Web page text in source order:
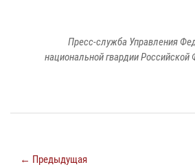
Пресс-служба Управления
национальной гвардии
← Предыдущая